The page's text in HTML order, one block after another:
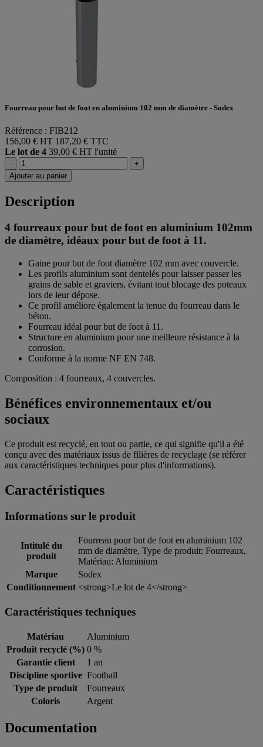
Fourreau pour but de foot en aluminium 102 mm de diamètre - Sodex
Référence : FIB212
156,00 € HT 187,20 € TTC
Le lot de 4 39,00 € HT l'unité
-
+
Ajouter au panier
Description
4 fourreaux pour but de foot en aluminium 102mm
de diamètre, idéaux pour but de foot à 11.
Gaine pour but de foot diamètre 102 mm avec couvercle.
Les profils aluminium sont dentelés pour laisser passer les
grains de sable et graviers, évitant tout blocage des poteaux
lors de leur dépose.
Ce profil améliore également la tenue du fourreau dans le
béton.
Fourreau idéal pour but de foot à 11.
Structure en aluminium pour une meilleure résistance à la
corrosion.
Conforme à la norme NF EN 748.
Composition : 4 fourreaux, 4 couvercles.
Bénéfices environnementaux et/ou
sociaux
Ce produit est recyclé, en tout ou partie, ce qui signifie qu'il a été
conçu avec des matériaux issus de filières de recyclage (se référer
aux caractéristiques techniques pour plus d'informations).
Caractéristiques
Informations sur le produit
Intitulé du
produit
Fourreau pour but de foot en aluminium 102
mm de diamètre, Type de produit: Fourreaux,
Matériau: Aluminium
Marque
Sodex
Conditionnement <strong>Le lot de 4</strong>
Caractéristiques techniques
Matériau
Aluminium
Produit recyclé (%) 0 %
Garantie client
1 an
Discipline sportive Football
Type de produit
Fourreaux
Coloris
Argent
Documentation